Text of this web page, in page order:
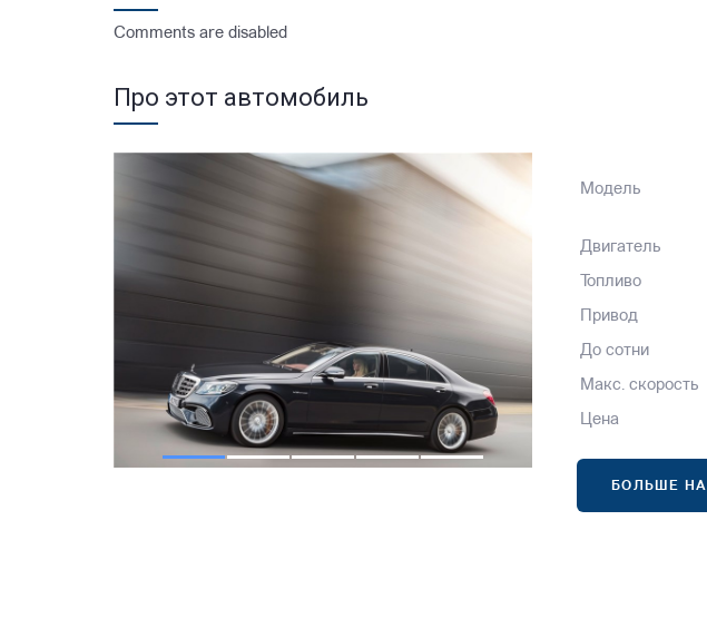
Comments are disabled
Про этот автомобиль
Модель
Двигатель
Топливо
Привод
До сотни
Макс. скорость
Цена
БОЛЬШЕ НА